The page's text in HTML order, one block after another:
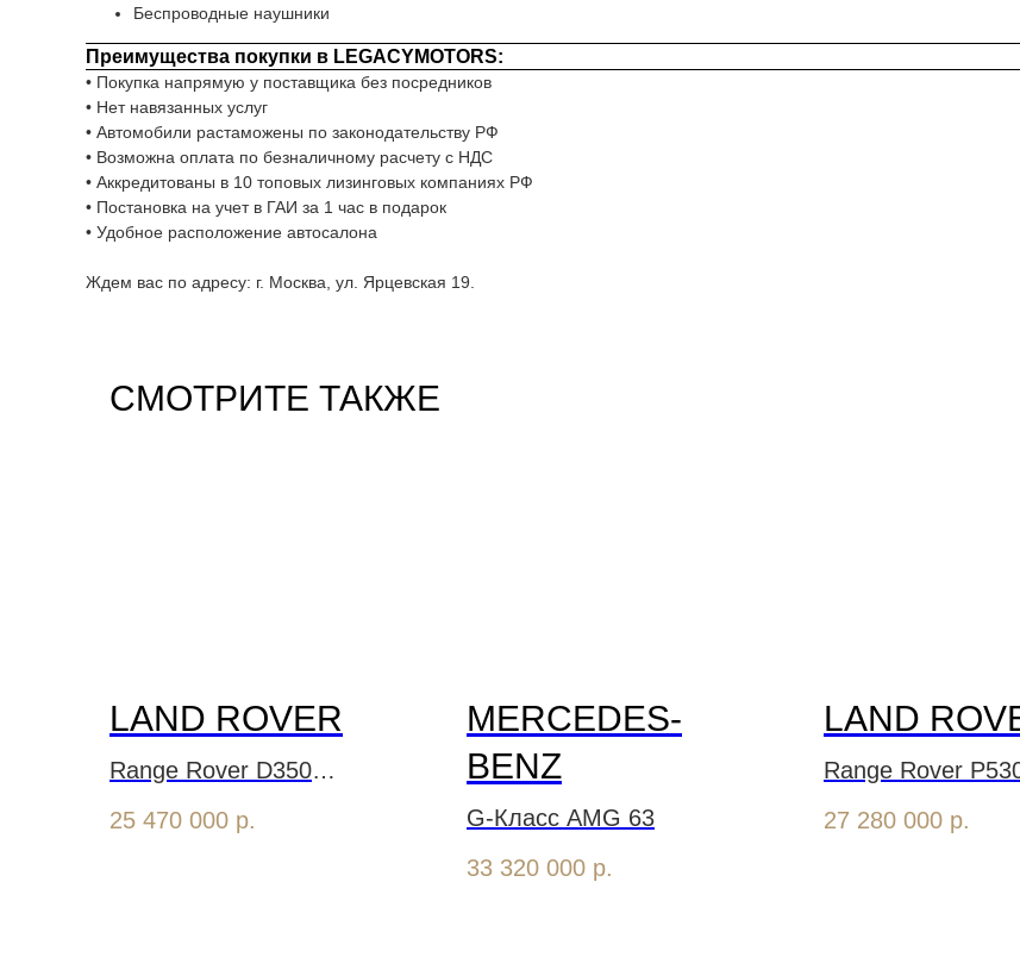
Беcпроводные наушники
Преимущества покупки в LEGACYMOTORS:
• Покупка напрямую у поставщика без посредников
• Нет навязанных услуг
• Автомобили растаможены по законодательству РФ
• Возможна оплата по безналичному расчету с НДС
• Аккредитованы в 10 топовых лизинговых компаниях РФ
• Постановка на учет в ГАИ за 1 час в подарок
• Удобное расположение автосалона
Ждем вас по адресу: г. Москва, ул. Ярцевская 19.
СМОТРИТЕ ТАКЖЕ
LAND ROVER
Range Rover D350
Autobiography Long
25 470 000 р.
MERCEDES-
BENZ
G-Класс AMG 63
33 320 000 р.
LAND
Range Rover
27 280 000 р.